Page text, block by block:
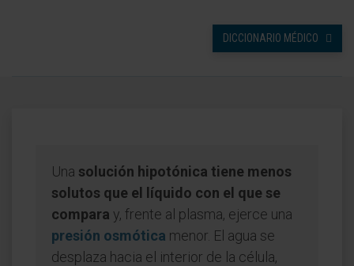
DICCIONARIO MÉDICO
Una solución hipotónica tiene menos
solutos que el líquido con el que se
compara y, frente al plasma, ejerce una
presión osmótica menor. El agua se
desplaza hacia el interior de la célula,